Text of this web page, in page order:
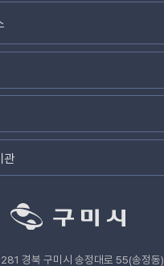
관
경북 구미시 송정대로 55(송정동)